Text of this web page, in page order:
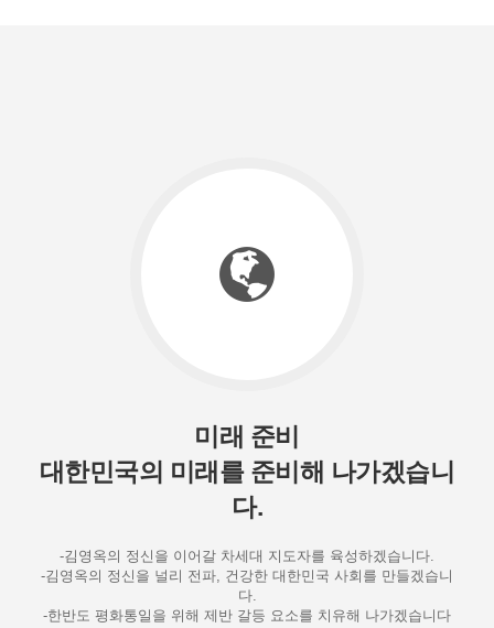
미래 준비
대한민국의 미래를 준비해 나가겠습니
다.
-김영옥의 정신을 이어갈 차세대 지도자를 육성하겠습니다.
-김영옥의 정신을 널리 전파, 건강한 대한민국 사회를 만들겠습니
다.
-한반도 평화통일을 위해 제반 갈등 요소를 치유해 나가겠습니다